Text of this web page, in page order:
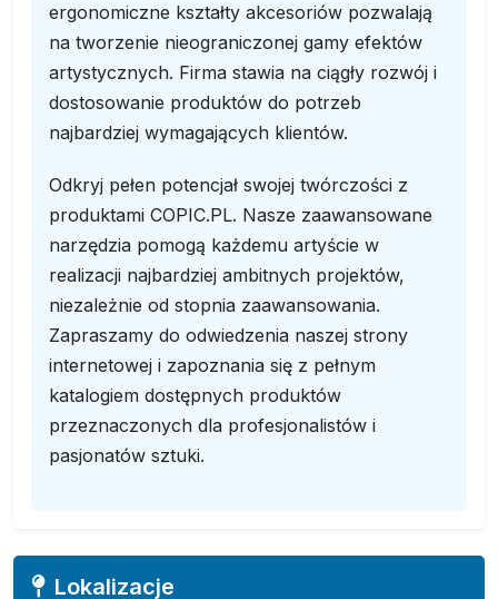
ergonomiczne kształty akcesoriów pozwalają
na tworzenie nieograniczonej gamy efektów
artystycznych. Firma stawia na ciągły rozwój i
dostosowanie produktów do potrzeb
najbardziej wymagających klientów.
Odkryj pełen potencjał swojej twórczości z
produktami COPIC.PL. Nasze zaawansowane
narzędzia pomogą każdemu artyście w
realizacji najbardziej ambitnych projektów,
niezależnie od stopnia zaawansowania.
Zapraszamy do odwiedzenia naszej strony
internetowej i zapoznania się z pełnym
katalogiem dostępnych produktów
przeznaczonych dla profesjonalistów i
pasjonatów sztuki.
Lokalizacje